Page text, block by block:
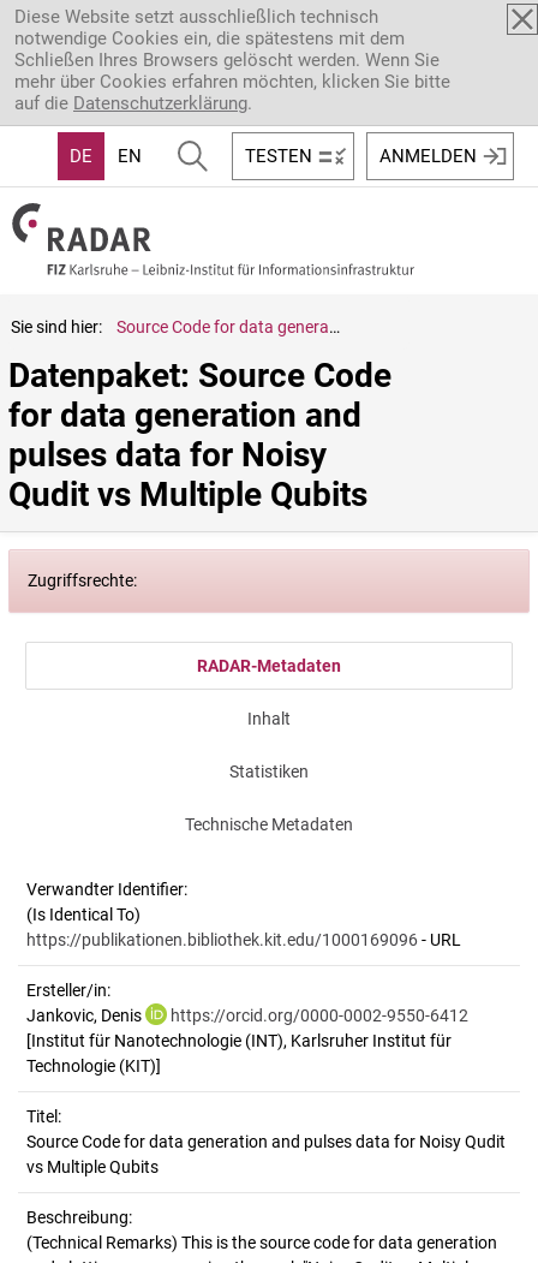
Direkt zum Inhalt
Diese Website setzt ausschließlich technisch
notwendige Cookies ein, die spätestens mit dem
Schließen Ihres Browsers gelöscht werden. Wenn Sie
mehr über Cookies erfahren möchten, klicken Sie bitte
auf die Datenschutzerklärung.
DE EN TESTEN ANMELDEN
Sie sind hier: Source Code for data generation and pulses data for Noisy Qudit vs Multiple Qubits
Datenpaket: Source Code
for data generation and
pulses data for Noisy
Qudit vs Multiple Qubits
Zugriffsrechte:
RADAR-Metadaten
Inhalt
Statistiken
Technische Metadaten
Verwandter Identifier:
(Is Identical To)
https://publikationen.bibliothek.kit.edu/1000169096- URL
Ersteller/in:
Jankovic, Denis
https://orcid.org/0000-0002-9550-6412
[Institut für Nanotechnologie (INT), Karlsruher Institut für
Technologie (KIT)]
Titel:
Source Code for data generation and pulses data for Noisy Qudit
vs Multiple Qubits
Beschreibung:
(Technical Remarks) This is the source code for data generation